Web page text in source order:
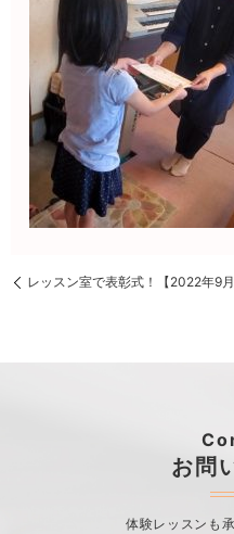
レッスン室で表彰式！【2022年9
お問
体験レッスンも